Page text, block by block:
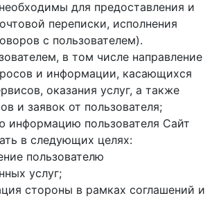
для предоставления и
переписки, исполнения
с пользователем).
в том числе направление
и информации, касающихся
оказания услуг, а также
и заявок от пользователя;
информацию пользователя Сайт
в следующих целях:
пользователю
услуг;
стороны в рамках соглашений и